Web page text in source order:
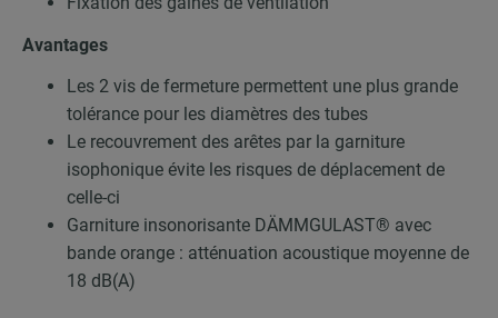
Avantages
Les 2 vis de fermeture permettent une plus grande
tolérance pour les diamètres des tubes
Le recouvrement des arêtes par la garniture
isophonique évite les risques de déplacement de
celle-ci
Garniture insonorisante DÄMMGULAST® avec
bande orange : atténuation acoustique moyenne de
18 dB(A)